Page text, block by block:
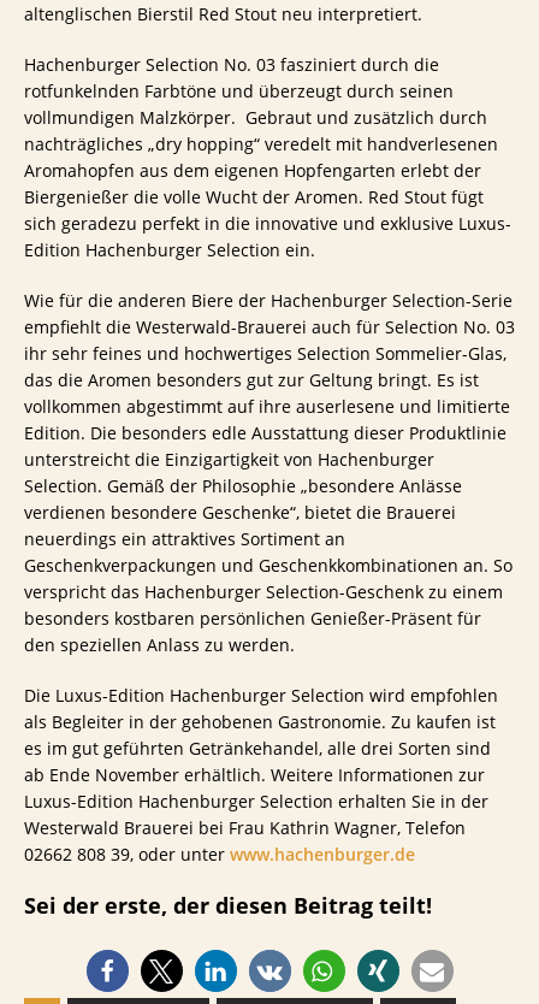
altenglischen Bierstil Red Stout neu interpretiert.
Hachenburger Selection No. 03 fasziniert durch die
rotfunkelnden Farbtöne und überzeugt durch seinen
vollmundigen Malzkörper. Gebraut und zusätzlich durch
nachträgliches „dry hopping“ veredelt mit handverlesenen
Aromahopfen aus dem eigenen Hopfengarten erlebt der
Biergenießer die volle Wucht der Aromen. Red Stout fügt
sich geradezu perfekt in die innovative und exklusive Luxus-
Edition Hachenburger Selection ein.
Wie für die anderen Biere der Hachenburger Selection-Serie
empfiehlt die Westerwald-Brauerei auch für Selection No. 03
ihr sehr feines und hochwertiges Selection Sommelier-Glas,
das die Aromen besonders gut zur Geltung bringt. Es ist
vollkommen abgestimmt auf ihre auserlesene und limitierte
Edition. Die besonders edle Ausstattung dieser Produktlinie
unterstreicht die Einzigartigkeit von Hachenburger
Selection. Gemäß der Philosophie „besondere Anlässe
verdienen besondere Geschenke“, bietet die Brauerei
neuerdings ein attraktives Sortiment an
Geschenkverpackungen und Geschenkkombinationen an. So
verspricht das Hachenburger Selection-Geschenk zu einem
besonders kostbaren persönlichen Genießer-Präsent für
den speziellen Anlass zu werden.
Die Luxus-Edition Hachenburger Selection wird empfohlen
als Begleiter in der gehobenen Gastronomie. Zu kaufen ist
es im gut geführten Getränkehandel, alle drei Sorten sind
ab Ende November erhältlich. Weitere Informationen zur
Luxus-Edition Hachenburger Selection erhalten Sie in der
Westerwald Brauerei bei Frau Kathrin Wagner, Telefon
02662 808 39, oder unter www.hachenburger.de
Sei der erste, der diesen Beitrag teilt!